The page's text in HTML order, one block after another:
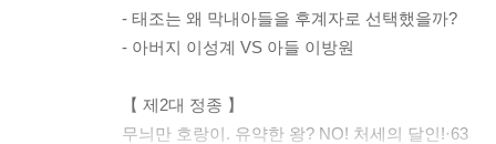
- 태조는 왜 막내아들을 후계자로 선택했을까?
- 아버지 이성계 VS 아들 이방원
【 제2대 정종 】
무늬만 호랑이. 유약한 왕? NO! 처세의 달인!·63